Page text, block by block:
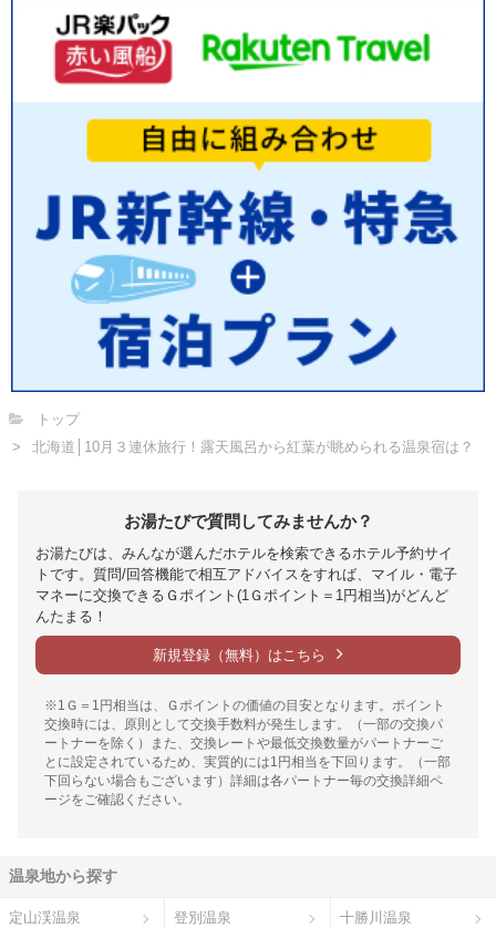
トップ
北海道│10月３連休旅行！露天風呂から紅葉が眺められる温泉宿は？
お湯たびで質問してみませんか？
お湯たびは、みんなが選んだホテルを検索できるホテル予約サイ
トです。質問/回答機能で相互アドバイスをすれば、マイル・電子
マネーに交換できるＧポイント(1Ｇポイント＝1円相当)がどんど
んたまる！
新規登録（無料）はこちら
※1Ｇ＝1円相当は、Ｇポイントの価値の目安となります。ポイント
交換時には、原則として交換手数料が発生します。（一部の交換パ
ートナーを除く）また、交換レートや最低交換数量がパートナーご
とに設定されているため、実質的には1円相当を下回ります。（一部
下回らない場合もございます）詳細は各パートナー毎の交換詳細ペ
ージをご確認ください。
温泉地から探す
定山渓温泉 登別温泉 十勝川温泉